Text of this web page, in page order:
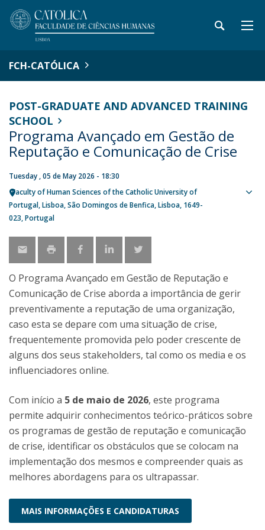
FCH-CATÓLICA
POST-GRADUATE AND ADVANCED TRAINING
SCHOOL
Programa Avançado em Gestão de
Reputação e Comunicação de Crise
Tuesday , 05 de May 2026 - 18:30
Faculty of Human Sciences of the Catholic University of
Portugal Lisboa São Domingos de Benfica, Lisboa 1649-
023 Portugal
O Programa Avançado em Gestão de Reputação e
Comunicação de Crise aborda a importância de gerir
preventivamente a reputação de uma organização,
caso esta se depare com uma situação de crise,
frequentemente promovida pelo poder crescente de
alguns dos seus stakeholders, tal como os media e os
influenciadores online.
Com início a 5 de maio de 2026, este programa
permite adquirir conhecimentos teórico-práticos sobre
os programas de gestão de reputação e comunicação
de crise, identificar os obstáculos que se colocam na
implementação dos mesmos e compreender quais as
melhores abordagens para os ultrapassar.
MAIS INFORMAÇÕES E CANDIDATURAS